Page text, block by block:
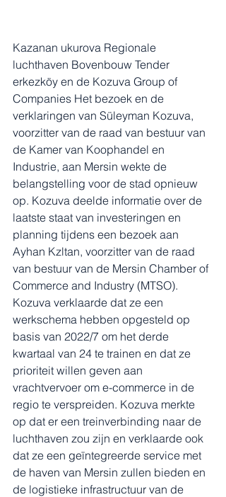
Kazanan ukurova Regionale
luchthaven Bovenbouw Tender
erkezköy en de Kozuva Group of
Companies Het bezoek en de
verklaringen van Süleyman Kozuva,
voorzitter van de raad van bestuur van
de Kamer van Koophandel en
Industrie, aan Mersin wekte de
belangstelling voor de stad opnieuw
op. Kozuva deelde informatie over de
laatste staat van investeringen en
planning tijdens een bezoek aan
Ayhan Kzltan, voorzitter van de raad
van bestuur van de Mersin Chamber of
Commerce and Industry (MTSO).
Kozuva verklaarde dat ze een
werkschema hebben opgesteld op
basis van 2022/7 om het derde
kwartaal van 24 te trainen en dat ze
prioriteit willen geven aan
vrachtvervoer om e-commerce in de
regio te verspreiden. Kozuva merkte
op dat er een treinverbinding naar de
luchthaven zou zijn en verklaarde ook
dat ze een geïntegreerde service met
de haven van Mersin zullen bieden en
de logistieke infrastructuur van de